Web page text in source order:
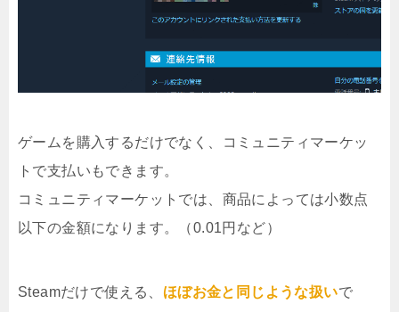
ゲームを購入するだけでなく、コミュニティマーケッ
トで支払いもできます。
コミュニティマーケットでは、商品によっては小数点
以下の金額になります。（0.01円など）
Steamだけで使える、 ほぼお金と同じような扱いで